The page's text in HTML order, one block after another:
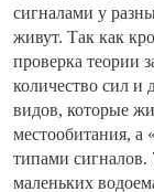
сигналами у
живут. Так как
проверка теории
количество сил и
видов, которые
местообитания, а
типами сигналов.
маленьких